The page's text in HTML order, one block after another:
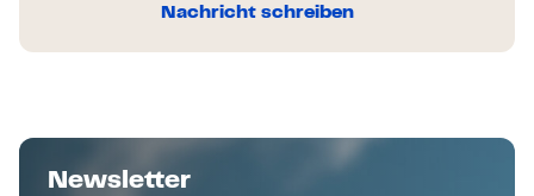
Nachricht schreiben
Newsletter